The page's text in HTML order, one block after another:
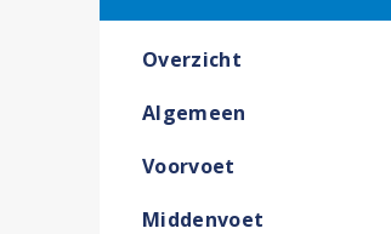
Overzicht
Algemeen
Voorvoet
Middenvoet